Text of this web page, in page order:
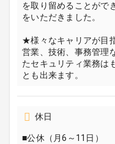
を取り留めることがで
をいただきました。
★様々なキャリアが目
営業、技術、事務管理
たセキュリティ業務は
とも出来ます。
休日
■公休（月6～11日）